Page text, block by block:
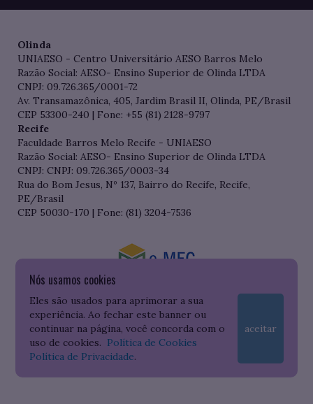
Nós usamos cookies
Eles são usados para aprimorar a sua
experiência. Ao fechar este banner ou
continuar na página, você concorda com o
uso de cookies. Política de Cookies
Política de Privacidade.
aceitar
Olinda
UNIAESO - Centro Universitário AESO Barros Melo
Razão Social: AESO- Ensino Superior de Olinda LTDA
CNPJ: 09.726.365/0001-72
Av. Transamazônica, 405, Jardim Brasil II, Olinda, PE/Brasil
CEP 53300-240 | Fone: +55 (81) 2128-9797
Recife
Faculdade Barros Melo Recife - UNIAESO
Razão Social: AESO- Ensino Superior de Olinda LTDA
CNPJ: CNPJ: 09.726.365/0003-34
Rua do Bom Jesus, Nº 137, Bairro do Recife, Recife,
PE/Brasil
CEP 50030-170 | Fone: (81) 3204-7536
Consulte o cadastro da Instituição no Sistema do e-MEC